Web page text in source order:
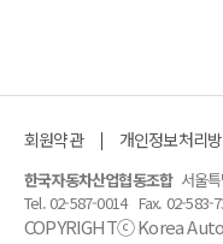
회원약관 개인정보처리
한국자동차산업협동조합서울특
Tel. 02-587-0014 Fax. 02-583-
COPYRIGHTⓒ Korea